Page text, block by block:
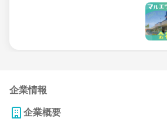
企業情報
企業概要